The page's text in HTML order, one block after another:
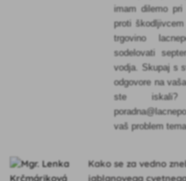
imam dilemo pri
proti
trgovino
sodelovati
vodja. Skupaj s
odgovore na
ste
vaš problem
Kako se za vedno
jablanovega